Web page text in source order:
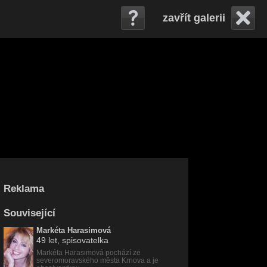
zavřít galerii
Reklama
Související
Markéta Harasimová
49 let , spisovatelka
Markéta Harasimová pochází ze
severomoravského města Krnova a je